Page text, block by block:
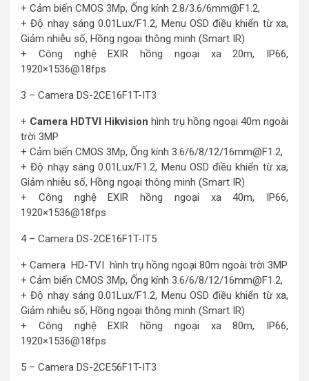
+ Cảm biến CMOS 3Mp, Ống kính 2.8/3.6/6mm@F1.2,
+ Độ nhạy sáng 0.01Lux/F1.2, Menu OSD điều khiển từ xa,
Giảm nhiễu số, Hồng ngoại thông minh (Smart IR)
+ Công nghệ EXIR hồng ngoại xa 20m, IP66,
1920×1536@18fps
3 – Camera DS-2CE16F1T-IT3
+ Camera HDTVI Hikvision hình trụ hồng ngoại 40m ngoài
trời 3MP
+ Cảm biến CMOS 3Mp, Ống kính 3.6/6/8/12/16mm@F1.2,
+ Độ nhạy sáng 0.01Lux/F1.2, Menu OSD điều khiển từ xa,
Giảm nhiễu số, Hồng ngoại thông minh (Smart IR)
+ Công nghệ EXIR hồng ngoại xa 40m, IP66,
1920×1536@18fps
4 – Camera DS-2CE16F1T-IT5
+ Camera HD-TVI hình trụ hồng ngoại 80m ngoài trời 3MP
+ Cảm biến CMOS 3Mp, Ống kính 3.6/6/8/12/16mm@F1.2,
+ Độ nhạy sáng 0.01Lux/F1.2, Menu OSD điều khiển từ xa,
Giảm nhiễu số, Hồng ngoại thông minh (Smart IR)
+ Công nghệ EXIR hồng ngoại xa 80m, IP66,
1920×1536@18fps
5 – Camera DS-2CE56F1T-IT3